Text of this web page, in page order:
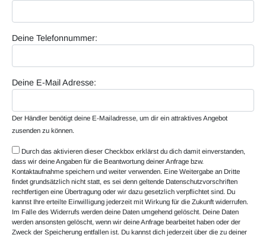
Deine Telefonnummer:
Deine E-Mail Adresse:
Der Händler benötigt deine E-Mailadresse, um dir ein attraktives Angebot
zusenden zu können.
Durch das aktivieren dieser Checkbox erklärst du dich damit einverstanden,
dass wir deine Angaben für die Beantwortung deiner Anfrage bzw.
Kontaktaufnahme speichern und weiter verwenden. Eine Weitergabe an Dritte
findet grundsätzlich nicht statt, es sei denn geltende Datenschutzvorschriften
rechtfertigen eine Übertragung oder wir dazu gesetzlich verpflichtet sind. Du
kannst Ihre erteilte Einwilligung jederzeit mit Wirkung für die Zukunft widerrufen.
Im Falle des Widerrufs werden deine Daten umgehend gelöscht. Deine Daten
werden ansonsten gelöscht, wenn wir deine Anfrage bearbeitet haben oder der
Zweck der Speicherung entfallen ist. Du kannst dich jederzeit über die zu deiner